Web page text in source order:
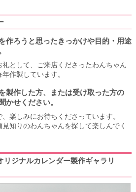
作ろうと思ったきっかけや目的・用途
として、ご来店くださったわんちゃん
作製しています。
製作した方、または受け取った方の
かせください。
楽しみにお待ちくださっています。
知りのわんちゃんを探して楽しんでく
リジナルカレンダー製作ギャラリ